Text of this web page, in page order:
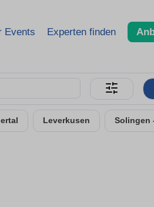
Events Experten finden
Leverkusen Solingen